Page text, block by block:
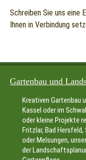
Schreiben Sie uns eine
Ihnen in Verbindung
Gartenbau und
Kreativen Gartenbau
Kassel oder im
oder kleine Projekte
Fritzlar, Bad
oder Melsungen,
der